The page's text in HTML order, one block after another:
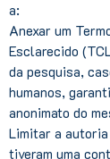
a:
Anexar um
Esclarecido
da pesquisa,
humanos,
anonimato do
Limitar a
tiveram uma